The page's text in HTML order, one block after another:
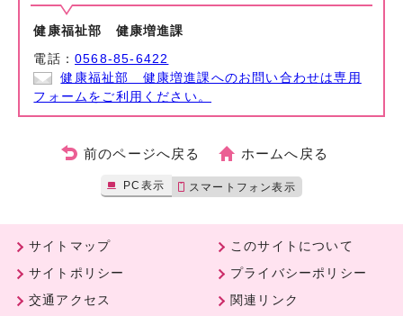
健康福祉部 健康増進課
電話：0568-85-6422
健康福祉部 健康増進課へのお問い合わせは専用
フォームをご利用ください。
前のページへ戻る ホームへ戻る
PC表示 スマートフォン表示
サイトマップ
このサイトについて
サイトポリシー
プライバシーポリシー
交通アクセス
関連リンク